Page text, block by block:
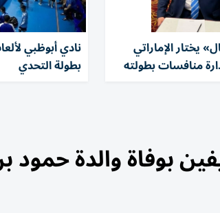
يختار الإماراتي
منافسات بطولته
نادي أبوظبي
بطولة التحدي
بوفاة والدة